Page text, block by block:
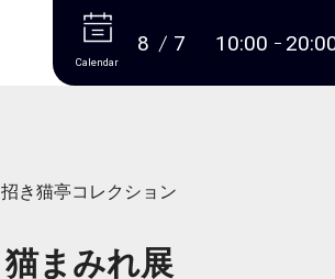
More
Calendar
8 7 10:00
招き猫亭コレクション
猫まみれ展